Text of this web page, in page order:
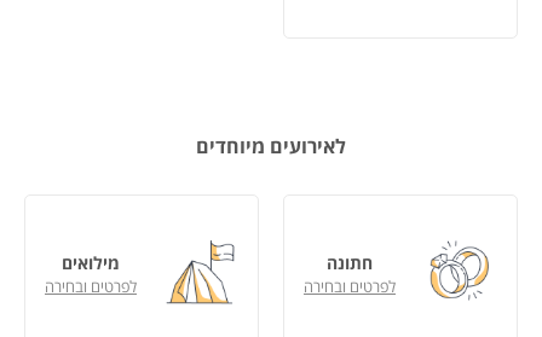
לאירועים מיוחדים
חתונה
לפרטים ובחירה
מילואים
לפרטים ובחירה